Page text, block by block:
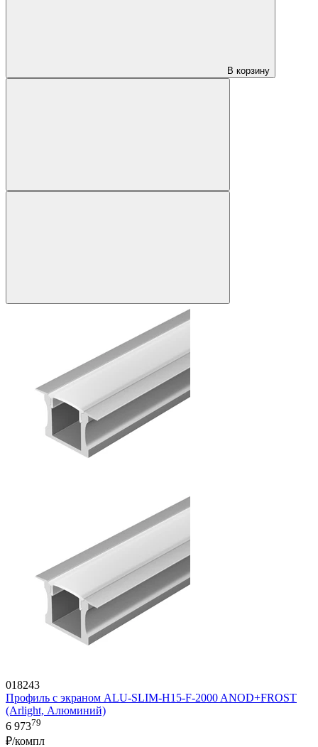
В корзину
018243
Профиль с экраном ALU-SLIM-H15-F-2000 ANOD+FROST
(Arlight, Алюминий)
6 97379
₽/компл